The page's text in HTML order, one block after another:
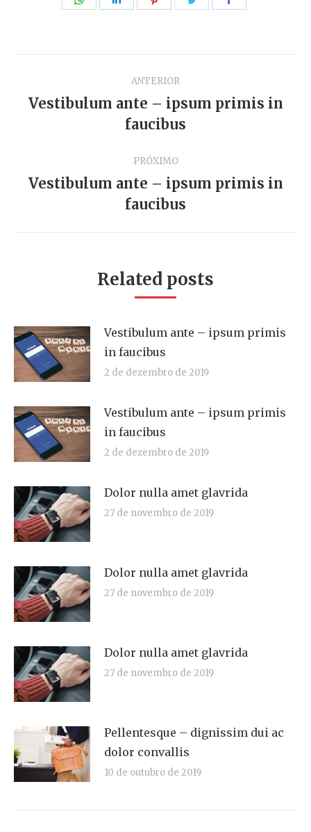
Navegação
de
ANTERIOR
Post
anterior:
Vestibulum ante – ipsum primis in
faucibus
PRÓXIMO
Próximo
post:
Vestibulum ante – ipsum primis in
faucibus
Related posts
Vestibulum ante – ipsum primis
in faucibus
2 de dezembro de 2019
Vestibulum ante – ipsum primis
in faucibus
2 de dezembro de 2019
Dolor nulla amet glavrida
27 de novembro de 2019
Dolor nulla amet glavrida
27 de novembro de 2019
Dolor nulla amet glavrida
27 de novembro de 2019
Pellentesque – dignissim dui ac
dolor convallis
10 de outubro de 2019